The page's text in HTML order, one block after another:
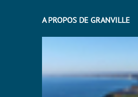
A PROPOS DE GRANVILLE